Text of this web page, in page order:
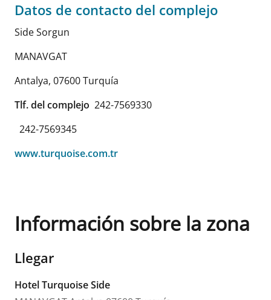
Datos de contacto del complejo
Side Sorgun
MANAVGAT
Antalya, 07600Turquía
Tlf. del complejo 242-7569330
242-7569345
www.turquoise.com.tr
Información sobre la zona
Llegar
Hotel Turquoise Side